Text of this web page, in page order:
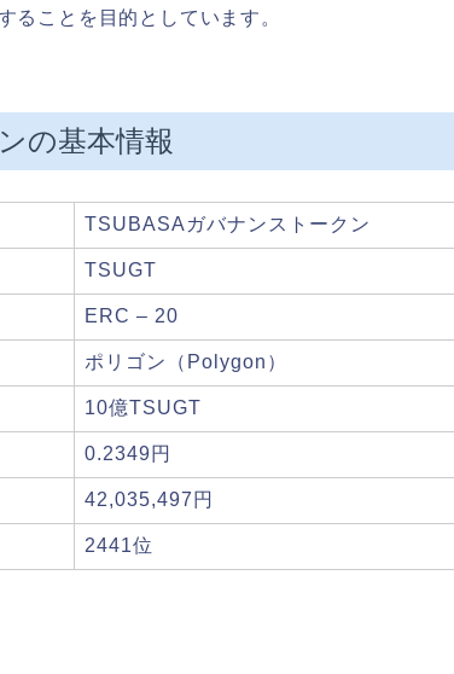
ることを目的としています。
の基本情報
TSUBASAガバナンストークン
TSUGT
ERC – 20
ポリゴン（Polygon）
10億TSUGT
0.2349円
42,035,497円
2441位